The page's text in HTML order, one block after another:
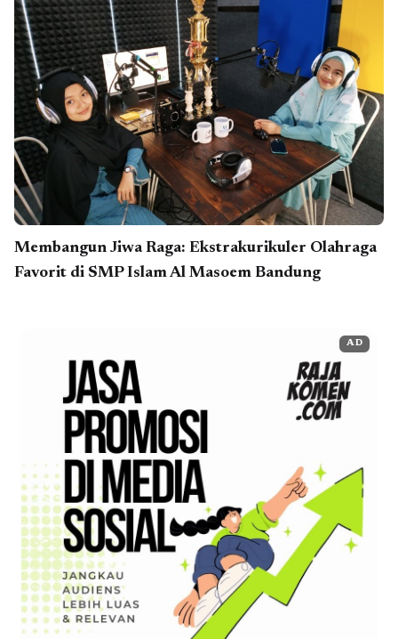
Membangun Jiwa Raga: Ekstrakurikuler Olahraga
Favorit di SMP Islam Al Masoem Bandung
AD